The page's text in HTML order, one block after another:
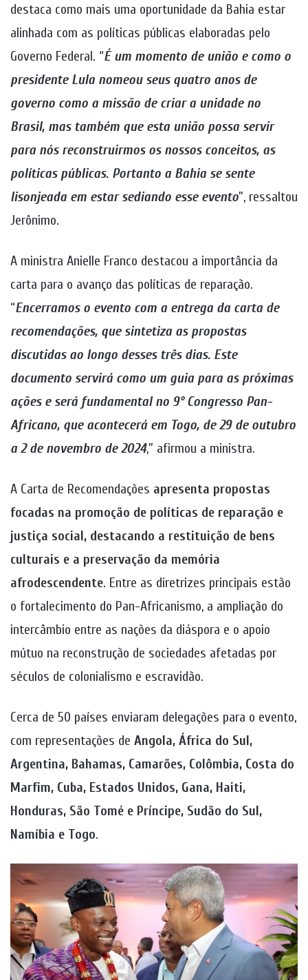
destaca como mais uma oportunidade da Bahia estar
alinhada com as políticas públicas elaboradas pelo
Governo Federal. “É um momento de união e como o
presidente Lula nomeou seus quatro anos de
governo como a missão de criar a unidade no
Brasil, mas também que esta união possa servir
para nós reconstruirmos os nossos conceitos, as
políticas públicas. Portanto a Bahia se sente
lisonjeada em estar sediando esse evento”, ressaltou
Jerônimo.
A ministra Anielle Franco destacou a importância da
carta para o avanço das políticas de reparação.
“Encerramos o evento com a entrega da carta de
recomendações, que sintetiza as propostas
discutidas ao longo desses três dias. Este
documento servirá como um guia para as próximas
ações e será fundamental no 9º Congresso Pan-
Africano, que acontecerá em Togo, de 29 de outubro
a 2 de novembro de 2024,” afirmou a ministra.
A Carta de Recomendações apresenta propostas
focadas na promoção de políticas de reparação e
justiça social, destacando a restituição de bens
culturais e a preservação da memória
afrodescendente. Entre as diretrizes principais estão
o fortalecimento do Pan-Africanismo, a ampliação do
intercâmbio entre as nações da diáspora e o apoio
mútuo na reconstrução de sociedades afetadas por
séculos de colonialismo e escravidão.
Cerca de 50 países enviaram delegações para o evento,
com representações de Angola, África do Sul,
Argentina, Bahamas, Camarões, Colômbia, Costa do
Marfim, Cuba, Estados Unidos, Gana, Haiti,
Honduras, São Tomé e Príncipe, Sudão do Sul,
Namíbia e Togo.